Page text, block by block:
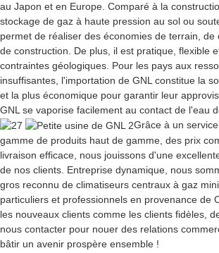
au Japon et en Europe. Comparé à la
stockage de gaz à haute pression au sol ou
permet de réaliser des économies de terrain, de
de construction. De plus, il est pratique, flexible
contraintes géologiques. Pour les pays aux
insuffisantes, l'importation de GNL constitue la
et la plus économique pour garantir leur
GNL se vaporise facilement au contact de l'eau
Grâce à un
gamme de produits haut de gamme, des prix
livraison efficace, nous jouissons d'une
de nos clients. Entreprise dynamique, nous
gros reconnu de climatiseurs centraux à gaz
particuliers et professionnels en provenance de
les nouveaux clients comme les clients fidèles,
nous contacter pour nouer des relations
bâtir un avenir prospère ensemble !